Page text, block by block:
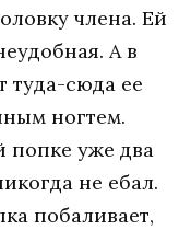
члена. Ей
А в
туда-сюда ее
ногтем.
попке уже два
не ебал.
побаливает,